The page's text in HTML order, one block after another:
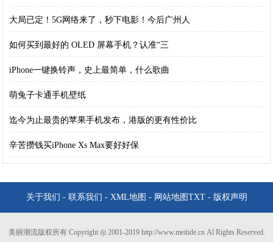
大局已定！5G网络来了，秒下电影！今后广州人
如何买到最好的 OLED 屏幕手机？认准“三
iPhone一键换铃声，史上最简单，什么歌曲
萌兔子卡通手机壁纸
迄今为止最贵的苹果手机发布，港版的更有性价比
辛苦攒钱买iPhone Xs Max要好好保
关于我们 - 联系我们 - XML地图 - 网站地图TXT- 版权声明
美丽潮流版权所有 Copyright ◎ 2001-2019 http://www.meitide.cn Al Rights Reserved.